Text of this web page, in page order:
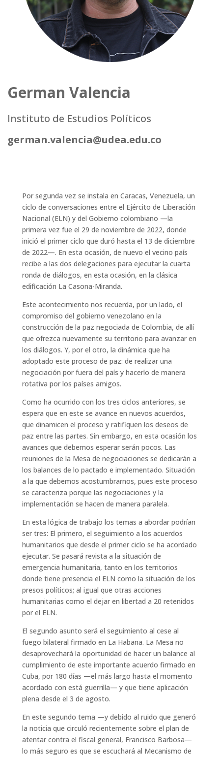
German Valencia
Instituto de Estudios Políticos
german.valencia@udea.edu.co
Por segunda vez se instala en Caracas, Venezuela, un
ciclo de conversaciones entre el Ejército de Liberación
Nacional (ELN) y del Gobierno colombiano —la
primera vez fue el 29 de noviembre de 2022, donde
inició el primer ciclo que duró hasta el 13 de diciembre
de 2022—. En esta ocasión, de nuevo el vecino país
recibe a las dos delegaciones para ejecutar la cuarta
ronda de diálogos, en esta ocasión, en la clásica
edificación La Casona-Miranda.
Este acontecimiento nos recuerda, por un lado, el
compromiso del gobierno venezolano en la
construcción de la paz negociada de Colombia, de allí
que ofrezca nuevamente su territorio para avanzar en
los diálogos. Y, por el otro, la dinámica que ha
adoptado este proceso de paz: de realizar una
negociación por fuera del país y hacerlo de manera
rotativa por los países amigos.
Como ha ocurrido con los tres ciclos anteriores, se
espera que en este se avance en nuevos acuerdos,
que dinamicen el proceso y ratifiquen los deseos de
paz entre las partes. Sin embargo, en esta ocasión los
avances que debemos esperar serán pocos. Las
reuniones de la Mesa de negociaciones se dedicarán a
los balances de lo pactado e implementado. Situación
a la que debemos acostumbrarnos, pues este proceso
se caracteriza porque las negociaciones y la
implementación se hacen de manera paralela.
En esta lógica de trabajo los temas a abordar podrían
ser tres: El primero, el seguimiento a los acuerdos
humanitarios que desde el primer ciclo se ha acordado
ejecutar. Se pasará revista a la situación de
emergencia humanitaria, tanto en los territorios
donde tiene presencia el ELN como la situación de los
presos políticos; al igual que otras acciones
humanitarias como el dejar en libertad a 20 retenidos
por el ELN.
El segundo asunto será el seguimiento al cese al
fuego bilateral firmado en La Habana. La Mesa no
desaprovechará la oportunidad de hacer un balance al
cumplimiento de este importante acuerdo firmado en
Cuba, por 180 días —el más largo hasta el momento
acordado con está guerrilla— y que tiene aplicación
plena desde el 3 de agosto.
En este segundo tema —y debido al ruido que generó
la noticia que circuló recientemente sobre el plan de
atentar contra el fiscal general, Francisco Barbosa—
lo más seguro es que se escuchará al Mecanismo de